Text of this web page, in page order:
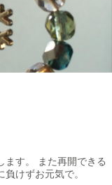
ます。 また再開できる
けずお元気で。